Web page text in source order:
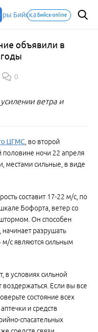
Бийск-online
объявили в
0
ветра и
ЦГМС , во второй
половине ночи 22 апреля
местами сильные, в виде
составит 17-22 м/с, по
Бофорта, ветер со
штормом. Он способен
разрушать
с являются сильным
в условиях сильной
воздержаться. Если вы все
состояние всех
и средств
спасательных